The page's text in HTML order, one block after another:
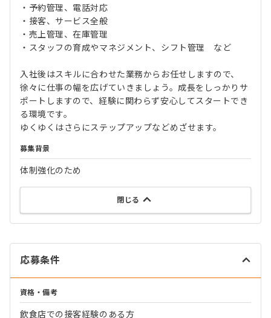
・予約管理、電話対応
・接客、サービス全般
・売上管理、在庫管理
・スタッフの育成やマネジメント、シフト管理 など
入社後はスキルに合わせた業務からお任せしますので、
徐々に仕事の幅を広げていきましょう。成長をしっかりサ
ポートしますので、経験に関わらず安心してスタートでき
る環境です。
ゆくゆくはさらにステップアップなどめざせます。
募集背景
体制強化のため
閉じる
応募条件
資格・備考
飲食店での接客経験のある方